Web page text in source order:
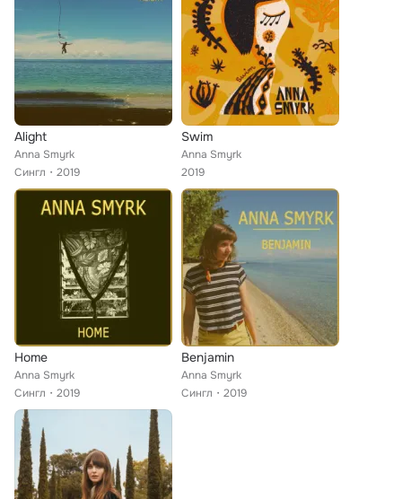
Alight
Anna Smyrk
Сингл
2019
Swim
Anna Smyrk
2019
Home
Anna Smyrk
Сингл
2019
Benjamin
Anna Smyrk
Сингл
2019